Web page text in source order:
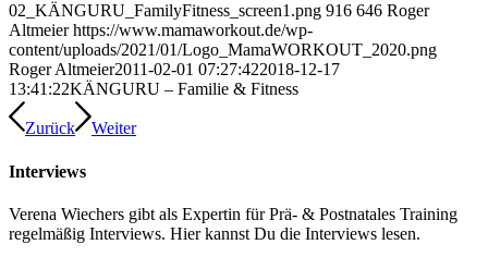
02_KÄNGURU_FamilyFitness_screen1.png 916 646 Roger
Altmeier https://www.mamaworkout.de/wp-
content/uploads/2021/01/Logo_MamaWORKOUT_2020.png
Roger Altmeier2011-02-01 07:27:422018-12-17
13:41:22KÄNGURU – Familie & Fitness
Zurück Weiter
Interviews
Verena Wiechers gibt als Expertin für Prä- & Postnatales Training
regelmäßig Interviews. Hier kannst Du die Interviews lesen.